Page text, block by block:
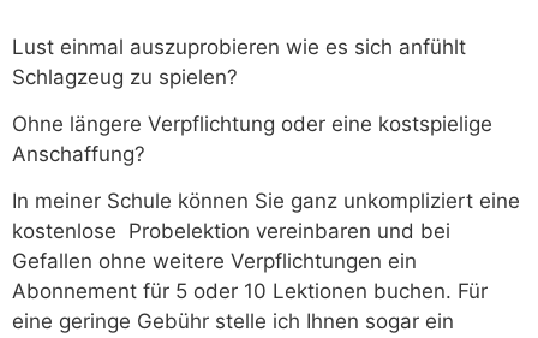
Lust einmal auszuprobieren wie es sich anfühlt
Schlagzeug zu spielen?
Ohne längere Verpflichtung oder eine kostspielige
Anschaffung?
In meiner Schule können Sie ganz unkompliziert eine
kostenlose Probelektion vereinbaren und bei
Gefallen ohne weitere Verpflichtungen ein
Abonnement für 5 oder 10 Lektionen buchen. Für
eine geringe Gebühr stelle ich Ihnen sogar ein